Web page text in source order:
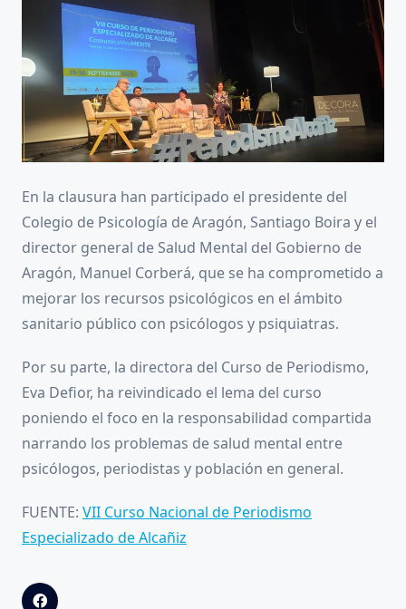
En la clausura han participado el presidente del
Colegio de Psicología de Aragón, Santiago Boira y el
director general de Salud Mental del Gobierno de
Aragón, Manuel Corberá, que se ha comprometido a
mejorar los recursos psicológicos en el ámbito
sanitario público con psicólogos y psiquiatras.
Por su parte, la directora del Curso de Periodismo,
Eva Defior, ha reivindicado el lema del curso
poniendo el foco en la responsabilidad compartida
narrando los problemas de salud mental entre
psicólogos, periodistas y población en general.
FUENTE: VII Curso Nacional de Periodismo
Especializado de Alcañiz